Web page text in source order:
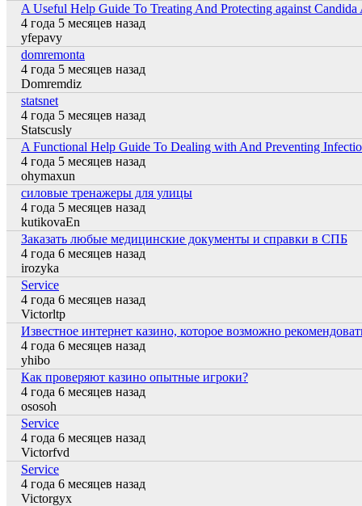
Обычная тема
A Useful Help Guide To Treating And Protecting against Candida
4 года 5 месяцев назад
yfepavy
Обычная тема
domremonta
4 года 5 месяцев назад
Domremdiz
Обычная тема
statsnet
4 года 5 месяцев назад
Statscusly
Обычная тема
A Functional Help Guide To Dealing with And Preventing
4 года 5 месяцев назад
ohymaxun
Обычная тема
силовые тренажеры для улицы
4 года 5 месяцев назад
kutikovaEn
Обычная тема
Заказать любые медицинские документы и справки в СПБ
4 года 6 месяцев назад
irozyka
Обычная тема
Service
4 года 6 месяцев назад
Victorltp
Обычная тема
Известное интернет казино, которое возможно
4 года 6 месяцев назад
yhibo
Обычная тема
Как проверяют казино опытные игроки?
4 года 6 месяцев назад
ososoh
Обычная тема
Service
4 года 6 месяцев назад
Victorfvd
Обычная тема
Service
4 года 6 месяцев назад
Victorgyx